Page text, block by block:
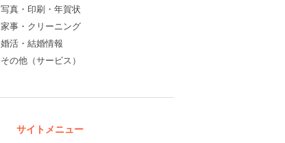
写真・印刷・年賀状
家事・クリーニング
婚活・結婚情報
その他（サービス）
サイトメニュー